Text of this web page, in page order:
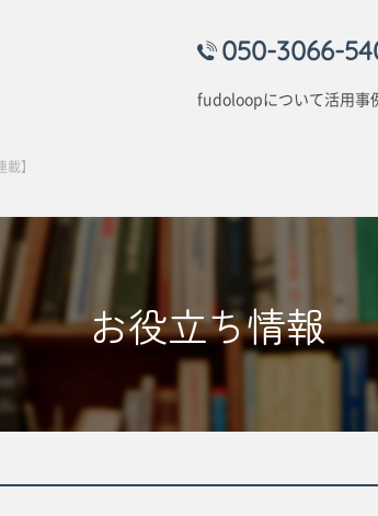
050-3066-
fudoloopについて活用事
】
お役立ち情報